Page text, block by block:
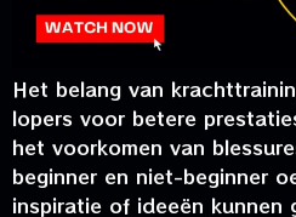
Het belang van
lopers voor betere
het voorkomen van
beginner en niet-beginner
inspiratie of ideeën kunnen